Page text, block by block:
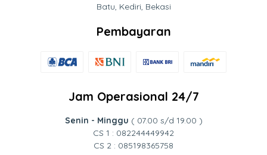
Batu, Kediri, Bekasi
Pembayaran
Jam Operasional 24/7
Senin - Minggu ( 07.00 s/d 19.00 )
CS 1 : 082244449942
CS 2 : 085198365758